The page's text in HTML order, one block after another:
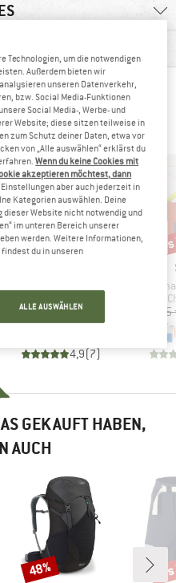
SICH AUCH
Produktgruppe
Chalkbag
Preis
19,95 €reduzierter Preis
17,96 €
4,9(7)
Rabatt
10%
Artikel
Big
38,95
GEKAUFT HABEN,
AUCH
Rabatt
48%
Technologien, um die notwendigen
Außerdem bieten wir
unseren Datenverkehr,
bzw. Social Media-Funktionen
Social Media-, Werbe- und
Website; diese sitzen teilweise in
zum Schutz deiner Daten, etwa vor
von „Alle auswählen“ erklärst du
Wenn du keine Cookies mit
akzeptieren möchtest, dann
Einstellungen aber auch jederzeit in
Kategorien auswählen. Deine
Website nicht notwendig und
im unteren Bereich unserer
werden. Weitere Informationen,
du in unseren
ALLE AUSWÄHLEN